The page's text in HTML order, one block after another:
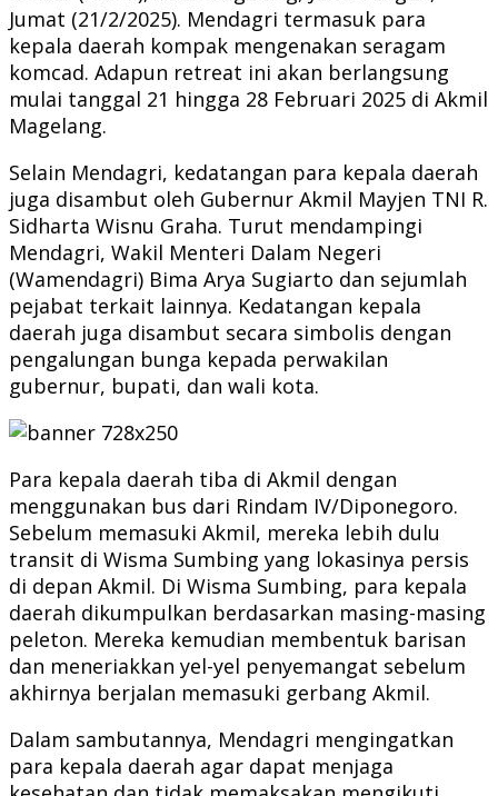
Jumat (21/2/2025). Mendagri termasuk para
kepala daerah kompak mengenakan seragam
komcad. Adapun retreat ini akan berlangsung
mulai tanggal 21 hingga 28 Februari 2025 di Akmil
Magelang.
Selain Mendagri, kedatangan para kepala daerah
juga disambut oleh Gubernur Akmil Mayjen TNI R.
Sidharta Wisnu Graha. Turut mendampingi
Mendagri, Wakil Menteri Dalam Negeri
(Wamendagri) Bima Arya Sugiarto dan sejumlah
pejabat terkait lainnya. Kedatangan kepala
daerah juga disambut secara simbolis dengan
pengalungan bunga kepada perwakilan
gubernur, bupati, dan wali kota.
Para kepala daerah tiba di Akmil dengan
menggunakan bus dari Rindam IV/Diponegoro.
Sebelum memasuki Akmil, mereka lebih dulu
transit di Wisma Sumbing yang lokasinya persis
di depan Akmil. Di Wisma Sumbing, para kepala
daerah dikumpulkan berdasarkan masing-masing
peleton. Mereka kemudian membentuk barisan
dan meneriakkan yel-yel penyemangat sebelum
akhirnya berjalan memasuki gerbang Akmil.
Dalam sambutannya, Mendagri mengingatkan
para kepala daerah agar dapat menjaga